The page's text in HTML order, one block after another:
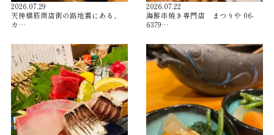
2026.07.29
天神橋筋商店街の路地裏にある、
カ…
2026.07.22
海鮮串焼き専門店 まつりや 06-
6379…